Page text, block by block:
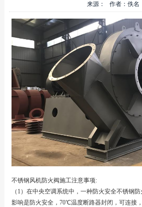
来源： 作者：佚名
不锈钢风机防火阀施工注意事项:
（1）在中央空调系统中，一种防火安全不锈钢
影响是防火安全，70℃温度断路器封闭，可连接